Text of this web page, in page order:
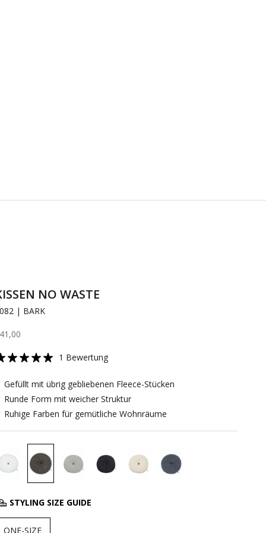
NO WASTE
| BARK
1 Bewertung
Gefüllt mit übrig gebliebenen Fleece-Stücken
Runde Form mit weicher Struktur
Ruhige Farben für gemütliche Wohnräume
STYLING SIZE GUIDE
ONE-SIZE